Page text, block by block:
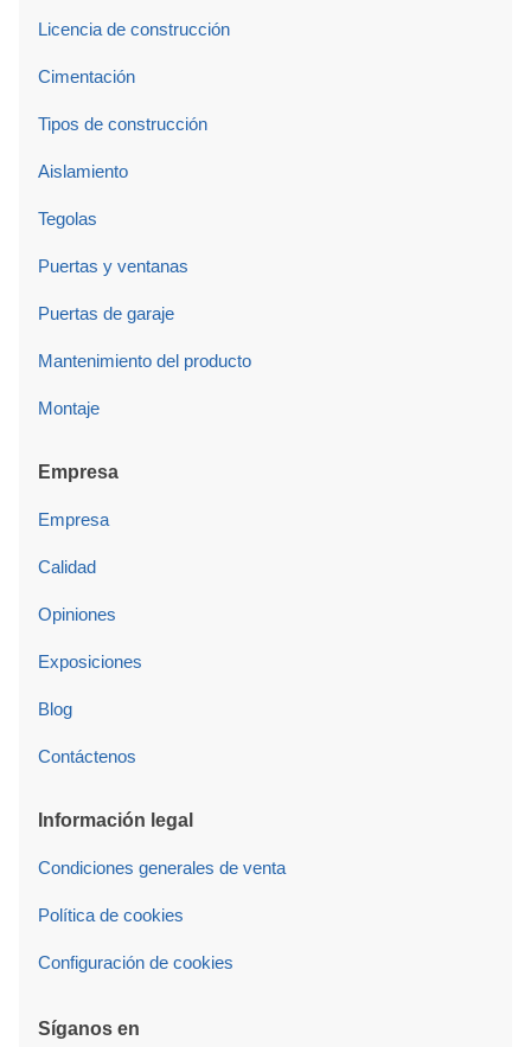
Licencia de construcción
Cimentación
Tipos de construcción
Aislamiento
Tegolas
Puertas y ventanas
Puertas de garaje
Mantenimiento del producto
Montaje
Empresa
Empresa
Calidad
Opiniones
Exposiciones
Blog
Contáctenos
Información legal
Condiciones generales de venta
Política de cookies
Configuración de cookies
Síganos en